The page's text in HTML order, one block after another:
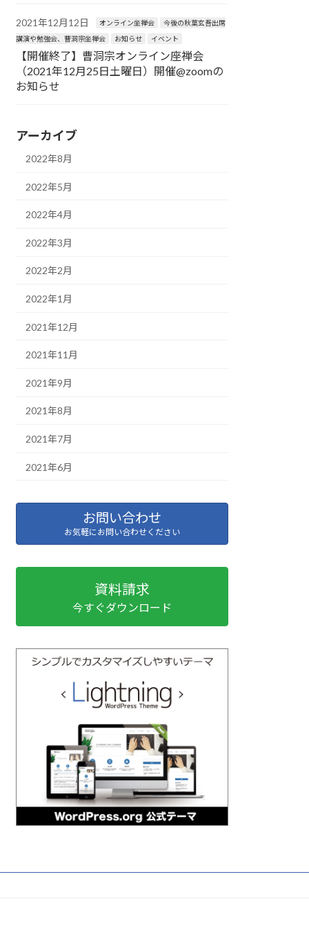
2021年12月12日 オンライン坐禅会
今後の秋葉玄吾出席
講演や勉強会、曹洞宗坐禅会
お知らせ イベント
【開催終了】曹洞宗オンライン座禅会
（2021年12月25日土曜日）開催@zoomの
お知らせ
アーカイブ
2022年8月
2022年5月
2022年4月
2022年3月
2022年2月
2022年1月
2021年12月
2021年11月
2021年9月
2021年8月
2021年7月
2021年6月
お問い合わせ
お気軽にお問い合わせください
資料請求
今すぐダウンロード